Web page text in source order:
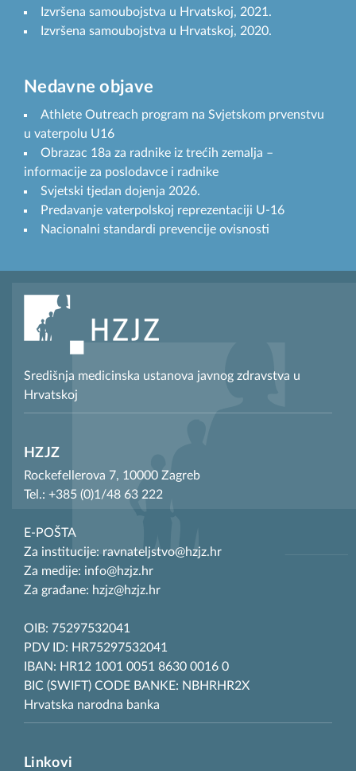
Izvršena samoubojstva u Hrvatskoj, 2021.
Izvršena samoubojstva u Hrvatskoj, 2020.
Nedavne objave
Athlete Outreach program na Svjetskom prvenstvu
u vaterpolu U16
Obrazac 18a za radnike iz trećih zemalja –
informacije za poslodavce i radnike
Svjetski tjedan dojenja 2026.
Predavanje vaterpolskoj reprezentaciji U-16
Nacionalni standardi prevencije ovisnosti
Središnja medicinska ustanova javnog zdravstva u
Hrvatskoj
HZJZ
Rockefellerova 7, 10000 Zagreb
Tel.: +385 (0)1/48 63 222
E-POŠTA
Za institucije: ravnateljstvo@hzjz.hr
Za medije: info@hzjz.hr
Za građane: hzjz@hzjz.hr
OIB: 75297532041
PDV ID: HR75297532041
IBAN: HR12 1001 0051 8630 0016 0
BIC (SWIFT) CODE BANKE: NBHRHR2X
Hrvatska narodna banka
Linkovi